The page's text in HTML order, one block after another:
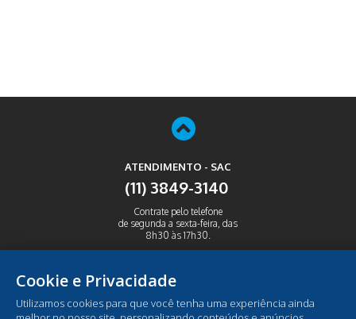
ATENDIMENTO - SAC
(11) 3849-3140
Contrate pelo telefone
de segunda a sexta-feira, das
8h30 às 17h30.
Cookie e Privacidade
Utilizamos cookies para que você tenha uma experiência ainda